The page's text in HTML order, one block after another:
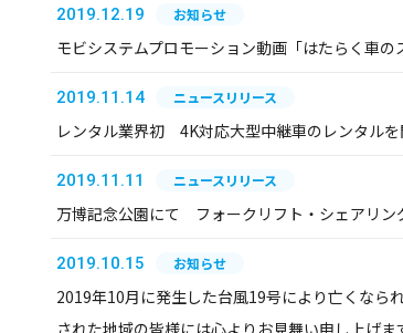
2019.12.19 お知らせ
モビシステムプロモーション動画「はたらく車
2019.11.14 ニュースリリース
レンタル業界初 4K対応大型中継車のレンタルを
2019.11.11 ニュースリリース
万博記念公園にて フォークリフト・シェアリン
2019.10.15 お知らせ
2019年10月に発生した台風19号により亡くなら
された地域の皆様には心よりお見舞い申し上げま